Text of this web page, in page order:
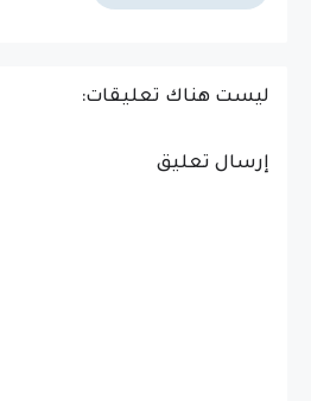
ليست هناك تعليقات:
إرسال تعليق